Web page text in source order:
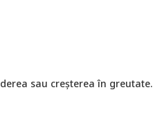
sau creșterea în greutate.